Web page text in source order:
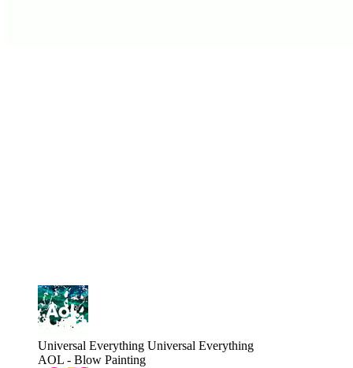
Universal Everything Universal Everything
AOL - Blow Painting